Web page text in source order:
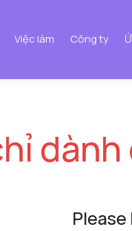
Việc làm Công ty